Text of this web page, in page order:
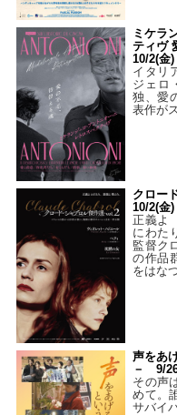
ミケラ
ティヴ
10/2(金)
イタリ
ジェロ
独、愛
表作が
クロー
10/2(金)
正義よ
にわた
監督ク
の作品
をはな
声をあ
－ 9/
その声
めて。
サバイ